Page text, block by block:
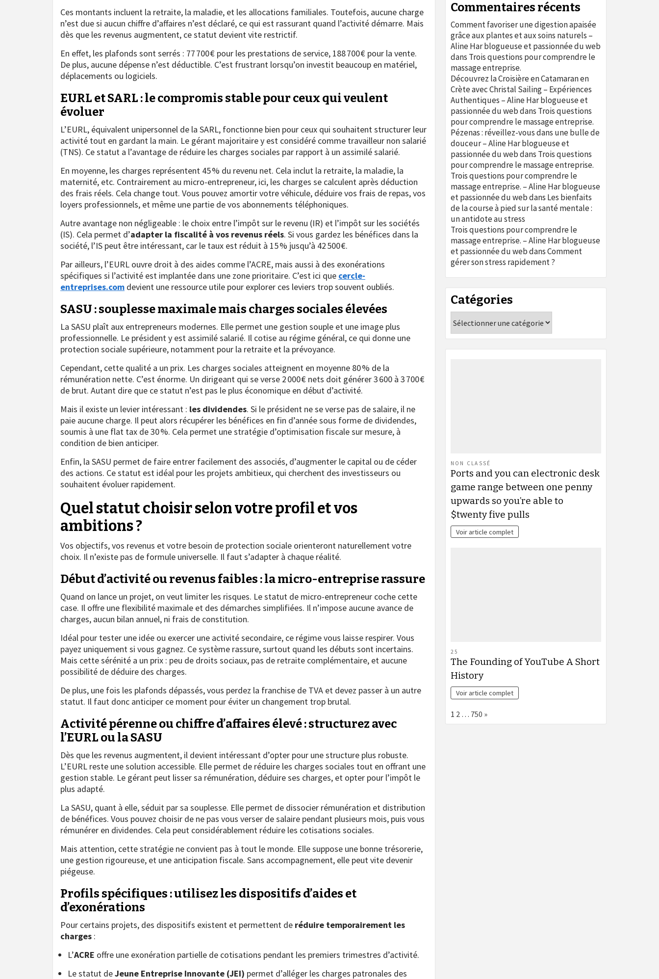
Ces montants incluent la retraite, la maladie, et les allocations familiales. Toutefois, aucune charge
n’est due si aucun chiffre d’affaires n’est déclaré, ce qui est rassurant quand l’activité démarre. Mais
dès que les revenus augmentent, ce statut devient vite restrictif.
En effet, les plafonds sont serrés : 77 700 € pour les prestations de service, 188 700 € pour la vente.
De plus, aucune dépense n’est déductible. C’est frustrant lorsqu’on investit beaucoup en matériel,
déplacements ou logiciels.
EURL et SARL : le compromis stable pour ceux qui veulent
évoluer
L’EURL, équivalent unipersonnel de la SARL, fonctionne bien pour ceux qui souhaitent structurer leur
activité tout en gardant la main. Le gérant majoritaire y est considéré comme travailleur non salarié
(TNS). Ce statut a l’avantage de réduire les charges sociales par rapport à un assimilé salarié.
En moyenne, les charges représentent 45 % du revenu net. Cela inclut la retraite, la maladie, la
maternité, etc. Contrairement au micro-entrepreneur, ici, les charges se calculent après déduction
des frais réels. Cela change tout. Vous pouvez amortir votre véhicule, déduire vos frais de repas, vos
loyers professionnels, et même une partie de vos abonnements téléphoniques.
Autre avantage non négligeable : le choix entre l’impôt sur le revenu (IR) et l’impôt sur les sociétés
(IS). Cela permet d’adapter la fiscalité à vos revenus réels. Si vous gardez les bénéfices dans la
société, l’IS peut être intéressant, car le taux est réduit à 15 % jusqu’à 42 500 €.
Par ailleurs, l’EURL ouvre droit à des aides comme l’ACRE, mais aussi à des exonérations
spécifiques si l’activité est implantée dans une zone prioritaire. C’est ici que cercle-
entreprises.com devient une ressource utile pour explorer ces leviers trop souvent oubliés.
SASU : souplesse maximale mais charges sociales élevées
La SASU plaît aux entrepreneurs modernes. Elle permet une gestion souple et une image plus
professionnelle. Le président y est assimilé salarié. Il cotise au régime général, ce qui donne une
protection sociale supérieure, notamment pour la retraite et la prévoyance.
Cependant, cette qualité a un prix. Les charges sociales atteignent en moyenne 80 % de la
rémunération nette. C’est énorme. Un dirigeant qui se verse 2 000 € nets doit générer 3 600 à 3 700 €
de brut. Autant dire que ce statut n’est pas le plus économique en début d’activité.
Mais il existe un levier intéressant : les dividendes. Si le président ne se verse pas de salaire, il ne
paie aucune charge. Il peut alors récupérer les bénéfices en fin d’année sous forme de dividendes,
soumis à une flat tax de 30 %. Cela permet une stratégie d’optimisation fiscale sur mesure, à
condition de bien anticiper.
Enfin, la SASU permet de faire entrer facilement des associés, d’augmenter le capital ou de céder
des actions. Ce statut est idéal pour les projets ambitieux, qui cherchent des investisseurs ou
souhaitent évoluer rapidement.
Quel statut choisir selon votre profil et vos
ambitions ?
Vos objectifs, vos revenus et votre besoin de protection sociale orienteront naturellement votre
choix. Il n’existe pas de formule universelle. Il faut s’adapter à chaque réalité.
Début d’activité ou revenus faibles : la micro-entreprise rassure
Quand on lance un projet, on veut limiter les risques. Le statut de micro-entrepreneur coche cette
case. Il offre une flexibilité maximale et des démarches simplifiées. Il n’impose aucune avance de
charges, aucun bilan annuel, ni frais de constitution.
Idéal pour tester une idée ou exercer une activité secondaire, ce régime vous laisse respirer. Vous
payez uniquement si vous gagnez. Ce système rassure, surtout quand les débuts sont incertains.
Mais cette sérénité a un prix : peu de droits sociaux, pas de retraite complémentaire, et aucune
possibilité de déduire des charges.
De plus, une fois les plafonds dépassés, vous perdez la franchise de TVA et devez passer à un autre
statut. Il faut donc anticiper ce moment pour éviter un changement trop brutal.
Activité pérenne ou chiffre d’affaires élevé : structurez avec
l’EURL ou la SASU
Dès que les revenus augmentent, il devient intéressant d’opter pour une structure plus robuste.
L’EURL reste une solution accessible. Elle permet de réduire les charges sociales tout en offrant une
gestion stable. Le gérant peut lisser sa rémunération, déduire ses charges, et opter pour l’impôt le
plus adapté.
La SASU, quant à elle, séduit par sa souplesse. Elle permet de dissocier rémunération et distribution
de bénéfices. Vous pouvez choisir de ne pas vous verser de salaire pendant plusieurs mois, puis vous
rémunérer en dividendes. Cela peut considérablement réduire les cotisations sociales.
Mais attention, cette stratégie ne convient pas à tout le monde. Elle suppose une bonne trésorerie,
une gestion rigoureuse, et une anticipation fiscale. Sans accompagnement, elle peut vite devenir
piégeuse.
Profils spécifiques : utilisez les dispositifs d’aides et
d’exonérations
Pour certains projets, des dispositifs existent et permettent de réduire temporairement les
charges :
L’ACRE offre une exonération partielle de cotisations pendant les premiers trimestres d’activité.
Le statut deJeune Entreprise Innovante (JEI) permet d’alléger les charges patronales des
Commentaires récents
Comment favoriser une digestion apaisée
grâce aux plantes et aux soins naturels –
Aline Har blogueuse et passionnée du web
dans Trois questions pour comprendre le
massage entreprise.
Découvrez la Croisière en Catamaran en
Crète avec Christal Sailing – Expériences
Authentiques – Aline Har blogueuse et
passionnée du webdans Trois questions
pour comprendre le massage entreprise.
Pézenas : réveillez-vous dans une bulle de
douceur – Aline Har blogueuse et
passionnée du webdans Trois questions
pour comprendre le massage entreprise.
Trois questions pour comprendre le
massage entreprise. – Aline Har blogueuse
et passionnée du webdans Les bienfaits
de la course à pied sur la santé mentale :
un antidote au stress
Trois questions pour comprendre le
massage entreprise. – Aline Har blogueuse
et passionnée du webdansComment
gérer son stress rapidement ?
Catégories
NON CLASSÉ
Ports and you can electronic desk
game range between one penny
upwards so you’re able to
$twenty five pulls
Voir article complet
25
The Founding of YouTube A Short
History
Voir article complet
Page:
1 2 … 750 Next
»